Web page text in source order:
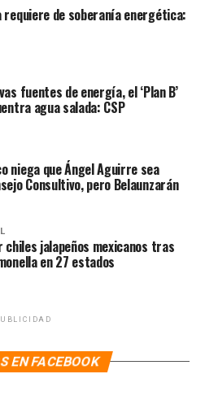
la publicidad exterior;
años de cárcel: SEDUVI
los años que sean
y víctimas
requiere de soberanía energética:
fuentes de energía, el ‘Plan B’
agua salada: CSP
niega que Ángel Aguirre sea
Consultivo, pero Belaunzarán
chiles jalapeños mexicanos tras
en 27 estados
EN FACEBOOK